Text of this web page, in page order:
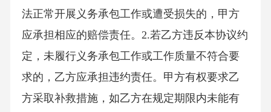
法正常开展义务承包工作或遭受损失的，甲方
应承担相应的赔偿责任。2.若乙方违反本协议约
定，未履行义务承包工作或工作质量不符合要
求的，乙方应承担违约责任。甲方有权要求乙
方采取补救措施，如乙方在规定期限内未能有